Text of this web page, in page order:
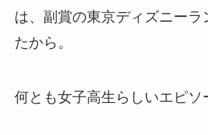
は、副賞の東京ディズニーラ
たから。
何とも女子高生らしいエピソ